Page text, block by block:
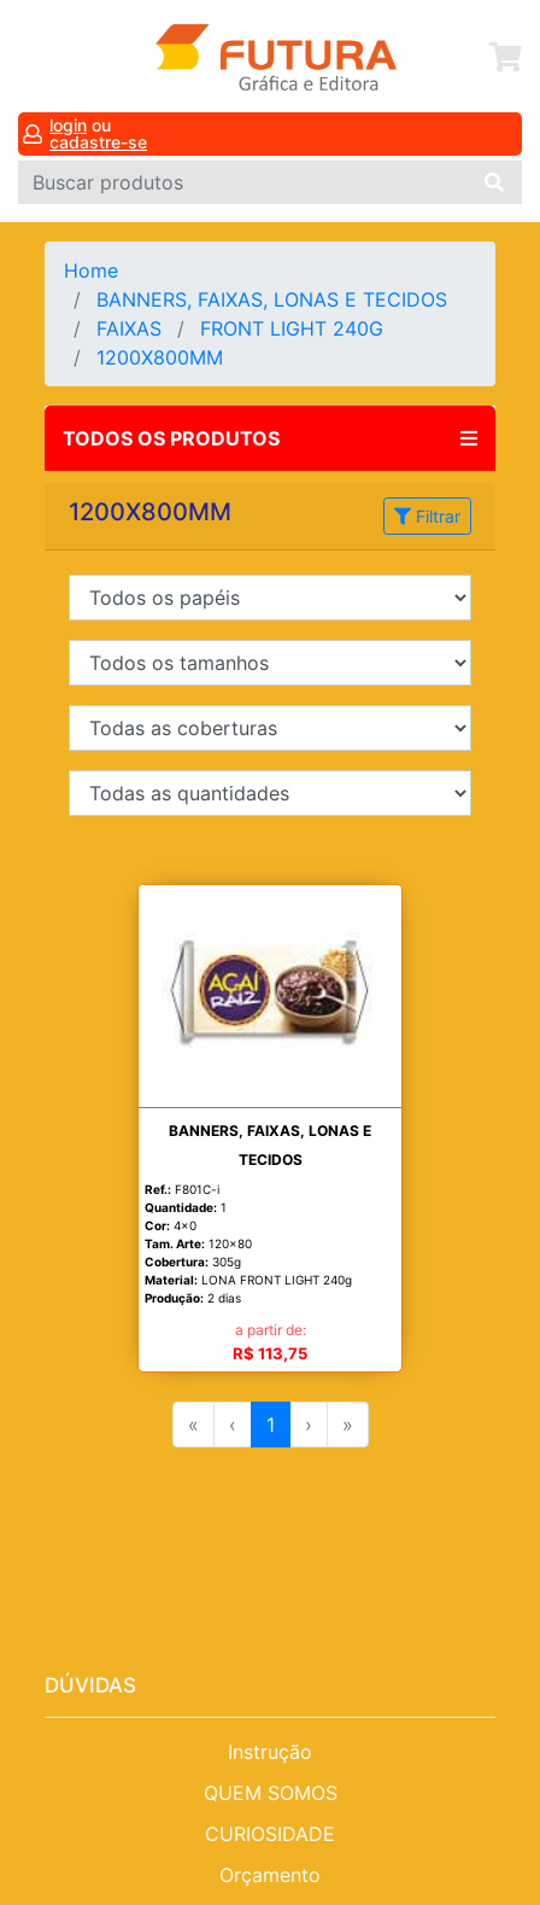
login ou
cadastre-se
Home
BANNERS, FAIXAS, LONAS E TECIDOS
FAIXAS
FRONT LIGHT 240G
1200X800MM
TODOS OS PRODUTOS
1200X800MM Filtrar
BANNERS, FAIXAS, LONAS E
TECIDOS
Ref.: F801C-i
Quantidade: 1
Cor: 4x0
Tam. Arte: 120x80
Cobertura: 305g
Material: LONA FRONT LIGHT 240g
Produção: 2 dias
a partir de:
R$ 113,75
« ‹ 1 › »
DÚVIDAS
Instrução
QUEM SOMOS
CURIOSIDADE
Orçamento